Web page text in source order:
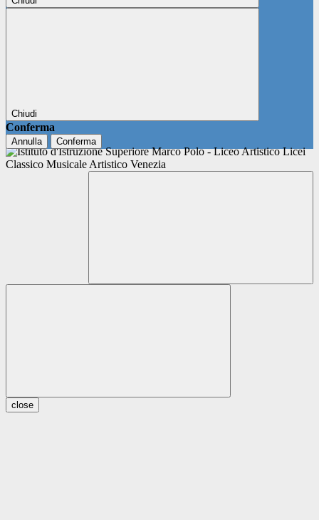
Chiudi
Conferma
Annulla Conferma
close